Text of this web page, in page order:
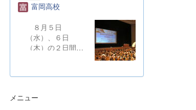
富岡高校
８月５日
（水）、６日
（木）の２日間に
て、本校学校説明
した。たくさんの
メニュー